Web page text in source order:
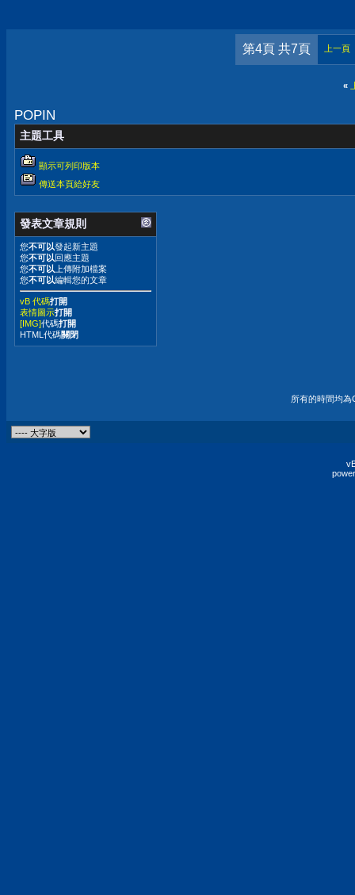
第4頁 共7頁 上一頁
«
POPIN
主題工具
顯示可列印版本
傳送本頁給好友
發表文章規則
您不可以發起新主題
您不可以回應主題
您不可以 上傳附加檔案
您不可以編輯您的文章
vB 代碼打開
表情圖示打開
[IMG]代碼打開
HTML代碼關閉
所有的時間均為